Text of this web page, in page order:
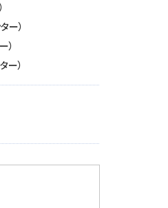
ー）
）
ー）